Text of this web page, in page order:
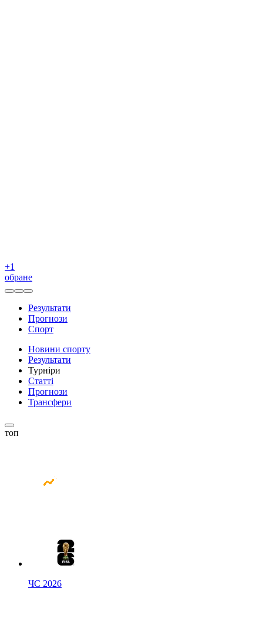
+1
обране
Результати
Прогнози
Спорт
Новини спорту
Результати
Турніри
Статті
Прогнози
Трансфери
топ
ЧС 2026